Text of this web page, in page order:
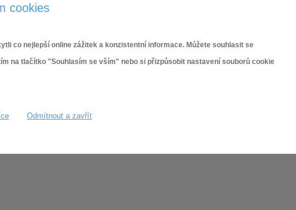
cookies
co nejlepší online zážitek a konzistentní informace. Můžete souhlasit se
na tlačítko "Souhlasím se vším" nebo si přizpůsobit nastavení souborů cookie
Odmítnout a zavřít